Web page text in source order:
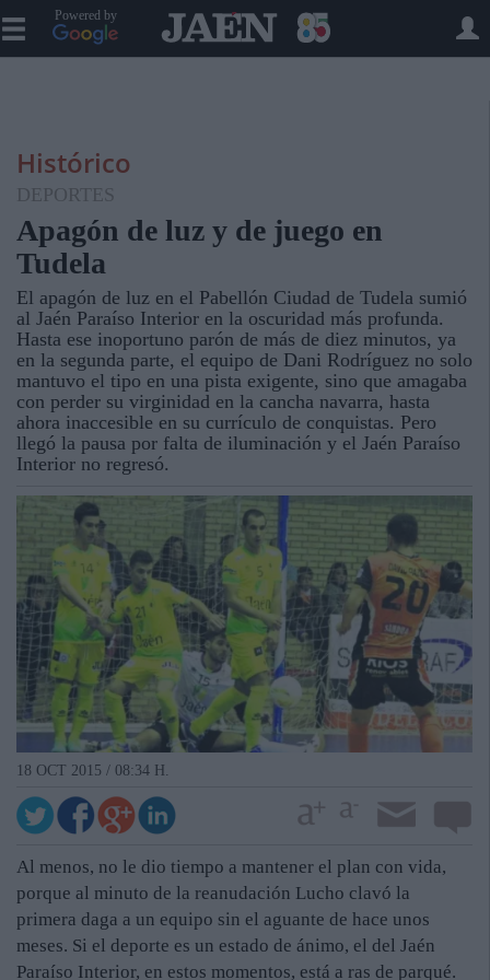
Powered by
Histórico
DEPORTES
Apagón de luz y de juego en
Tudela
El apagón de luz en el Pabellón Ciudad de Tudela sumió
al Jaén Paraíso Interior en la oscuridad más profunda.
Hasta ese inoportuno parón de más de diez minutos, ya
en la segunda parte, el equipo de Dani Rodríguez no solo
mantuvo el tipo en una pista exigente, sino que amagaba
con perder su virginidad en la cancha navarra, hasta
ahora inaccesible en su currículo de conquistas. Pero
llegó la pausa por falta de iluminación y el Jaén Paraíso
Interior no regresó.
18 OCT 2015 / 08:34 H.
Al menos, no le dio tiempo a mantener el plan con vida,
porque al minuto de la reanudación Lucho clavó la
primera daga a un equipo sin el aguante de hace unos
meses. Si el deporte es un estado de ánimo, el del Jaén
Paraíso Interior, en estos momentos, está a ras de parqué.